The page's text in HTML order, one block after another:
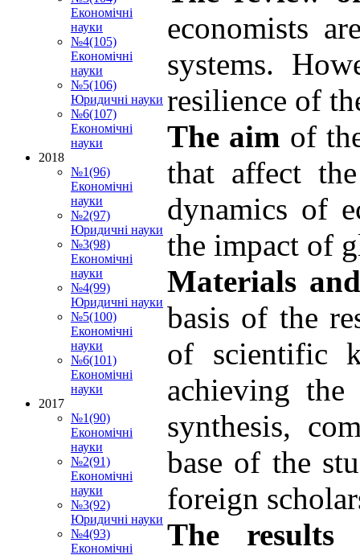
economists
systems.
resilience of
The aim of
that affect
dynamics of
the impact of
Materials
basis of the
of scientific
achieving the
synthesis,
base of the
foreign
The
Економічні
науки
№4(105)
Економічні
науки
№5(106)
Юридичні науки
№6(107)
Економічні
науки
2018
№1(96)
Економічні
науки
№2(97)
Юридичні науки
№3(98)
Економічні
науки
№4(99)
Юридичні науки
№5(100)
Економічні
науки
№6(101)
Економічні
науки
2017
№1(90)
Економічні
науки
№2(91)
Економічні
науки
№3(92)
Юридичні науки
№4(93)
Економічні